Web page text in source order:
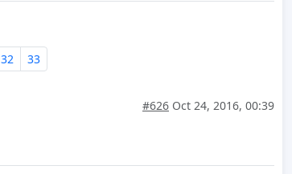
32 33
#626 Oct 24, 2016, 00:39